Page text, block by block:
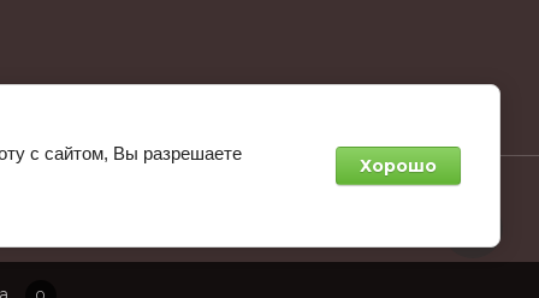
с сайтом, Вы разрешаете
Хорошо